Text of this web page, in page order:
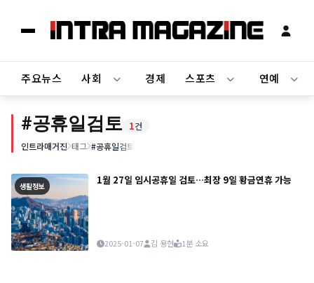
주요뉴스 사회 경제 스포츠 연예
#공휴일검토 1건
인트라매거진 태그 #공휴일검토
생활정보 1월 27일 임시공휴일 검토…최장 9일 황금연휴 가능
2025-01-07 김 용현 1분 소요